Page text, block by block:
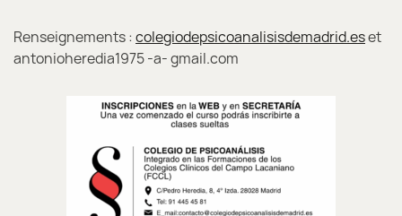
Renseignements : colegiodepsicoanalisisdemadrid.eset
antonioheredia1975 -a- gmail.com